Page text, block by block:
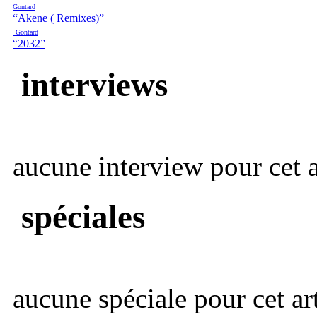
Gontard
“Akene ( Remixes)”
Gontard
“2032”
interviews
aucune interview pour cet
spéciales
aucune spéciale pour cet